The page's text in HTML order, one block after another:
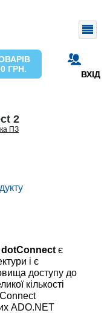
ВХІД
ГРН.
2
ПЗ
dotConnect є
і є
доступу до
кількості
ADO.NET